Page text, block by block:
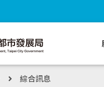
綜合訊息